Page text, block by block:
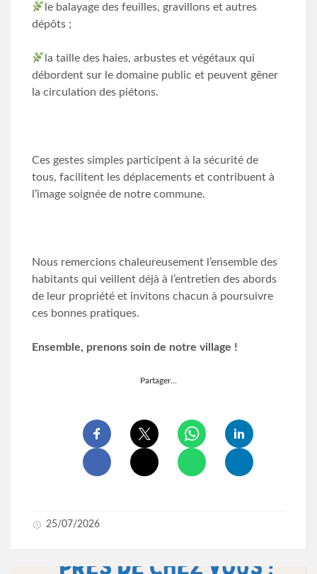
le balayage des feuilles, gravillons et autres
dépôts ;
la taille des haies, arbustes et végétaux qui
débordent sur le domaine public et peuvent gêner
la circulation des piétons.
Ces gestes simples participent à la sécurité de
tous, facilitent les déplacements et contribuent à
l’image soignée de notre commune.
Nous remercions chaleureusement l’ensemble des
habitants qui veillent déjà à l’entretien des abords
de leur propriété et invitons chacun à poursuivre
ces bonnes pratiques.
Ensemble, prenons soin de notre village !
Partager…
25/07/2026